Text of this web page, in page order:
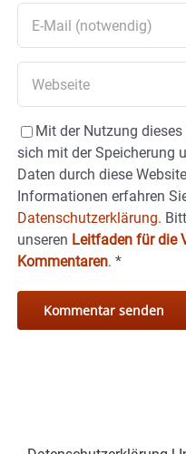
Mit der Nutzung
sich mit der Speicherung
Daten durch diese
Informationen erfahren
Datenschutzerklärung.
unseren Leitfaden für die
Kommentaren. *